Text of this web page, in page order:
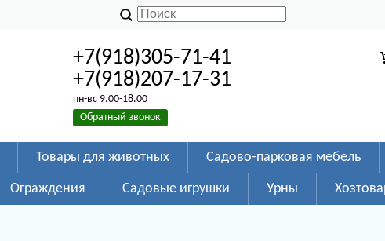
+7(918)305-71-41
+7(918)207-17-31
пн-вс 9.00-18.00
Обратный звонок
Товары для животных Садово-парковая мебель
Ограждения Садовые игрушки Урны